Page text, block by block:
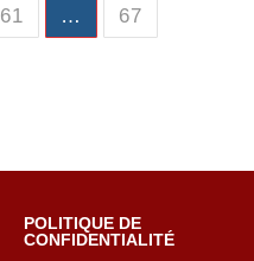
61 …
67
POLITIQUE DE
CONFIDENTIALITÉ